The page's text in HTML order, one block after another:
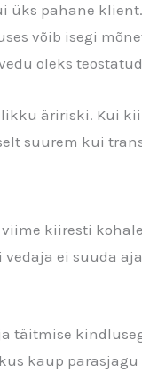
pahane
võib isegi
oleks
äririski. Kui
suurem kui
kiiresti
ei suuda
täitmise
kaup